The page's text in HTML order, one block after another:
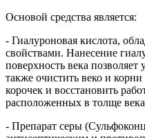
Основой средства является:
- Гиалуроновая кислота,
свойствами. Нанесение
поверхность века
также очистить веко и
корочек и восстановить
расположенных в толще
- Препарат серы